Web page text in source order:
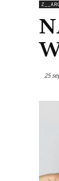
25